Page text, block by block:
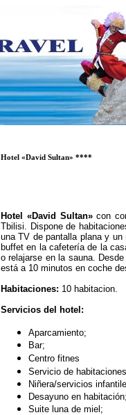
Hotel «David Sultan» ****
Hotel «David Sultan»con
Tbilisi. Dispone de
una TV de pantalla plana y
buffet en la cafetería de la
o relajarse en la sauna.
está a 10 minutos en coche
Habitaciones: 10 habitacion.
Servicios del hotel:
Aparcamiento;
Bar;
Centro fitnes
Servicio de
Niñera/servicios
Desayuno en habitación;
Suite luna de miel;